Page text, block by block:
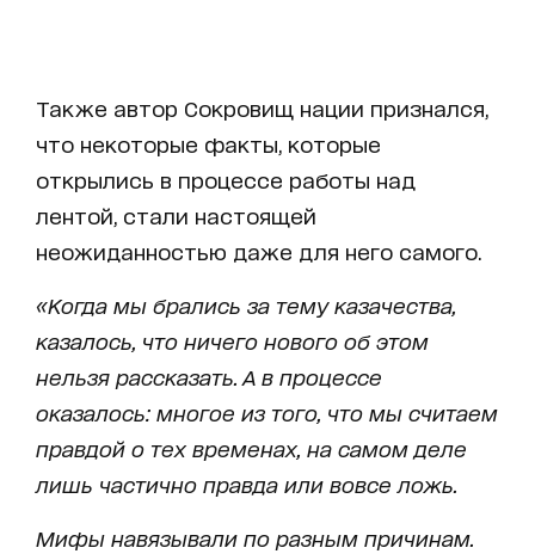
Также автор Сокровищ нации признался,
что некоторые факты, которые
открылись в процессе работы над
лентой, стали настоящей
неожиданностью даже для него самого.
«Когда мы брались за тему казачества,
казалось, что ничего нового об этом
нельзя рассказать. А в процессе
оказалось: многое из того, что мы считаем
правдой о тех временах, на самом деле
лишь частично правда или вовсе ложь.
Мифы навязывали по разным причинам.